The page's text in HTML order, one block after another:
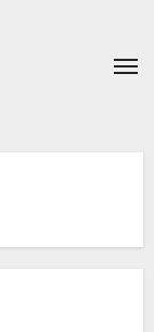
المحتوى